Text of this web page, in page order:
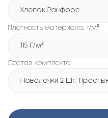
Хлопок Ранфорс
Плотность материала, г/м²
115 Г/м²
Состав комплекта
Наволочки 2 Шт,